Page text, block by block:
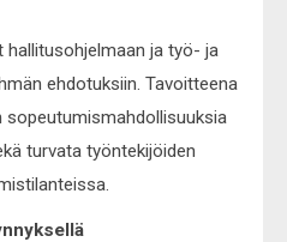
ja työ- ja
ehdotuksiin. Tavoitteena
turvata työntekijöiden